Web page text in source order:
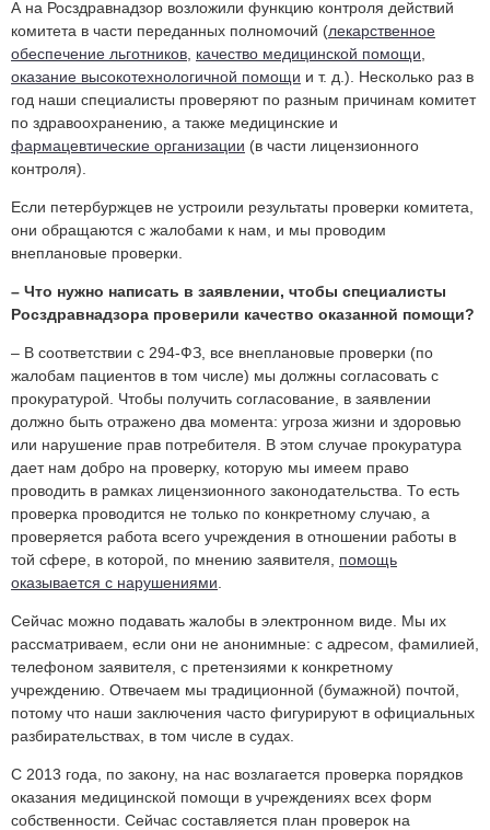
А на Росздравнадзор возложили функцию контроля действий
комитета в части переданных полномочий (лекарственное
обеспечение льготников качество медицинской помощи
оказание высокотехнологичной помощи и т. д.). Несколько раз в
год наши специалисты проверяют по разным причинам комитет
по здравоохранению, а также медицинские и
фармацевтические организации (в части лицензионного
контроля).
Если петербуржцев не устроили результаты проверки комитета,
они обращаются с жалобами к нам, и мы проводим
внеплановые проверки.
– Что нужно написать в заявлении, чтобы специалисты
Росздравнадзора проверили качество оказанной помощи?
– В соответствии с 294-ФЗ, все внеплановые проверки (по
жалобам пациентов в том числе) мы должны согласовать с
прокуратурой. Чтобы получить согласование, в заявлении
должно быть отражено два момента: угроза жизни и здоровью
или нарушение прав потребителя. В этом случае прокуратура
дает нам добро на проверку, которую мы имеем право
проводить в рамках лицензионного законодательства. То есть
проверка проводится не только по конкретному случаю, а
проверяется работа всего учреждения в отношении работы в
той сфере, в которой, по мнению заявителя, помощь
оказывается с нарушениями
Сейчас можно подавать жалобы в электронном виде. Мы их
рассматриваем, если они не анонимные: с адресом, фамилией,
телефоном заявителя, с претензиями к конкретному
учреждению. Отвечаем мы традиционной (бумажной) почтой,
потому что наши заключения часто фигурируют в официальных
разбирательствах, в том числе в судах.
С 2013 года, по закону, на нас возлагается проверка порядков
оказания медицинской помощи в учреждениях всех форм
собственности. Сейчас составляется план проверок на